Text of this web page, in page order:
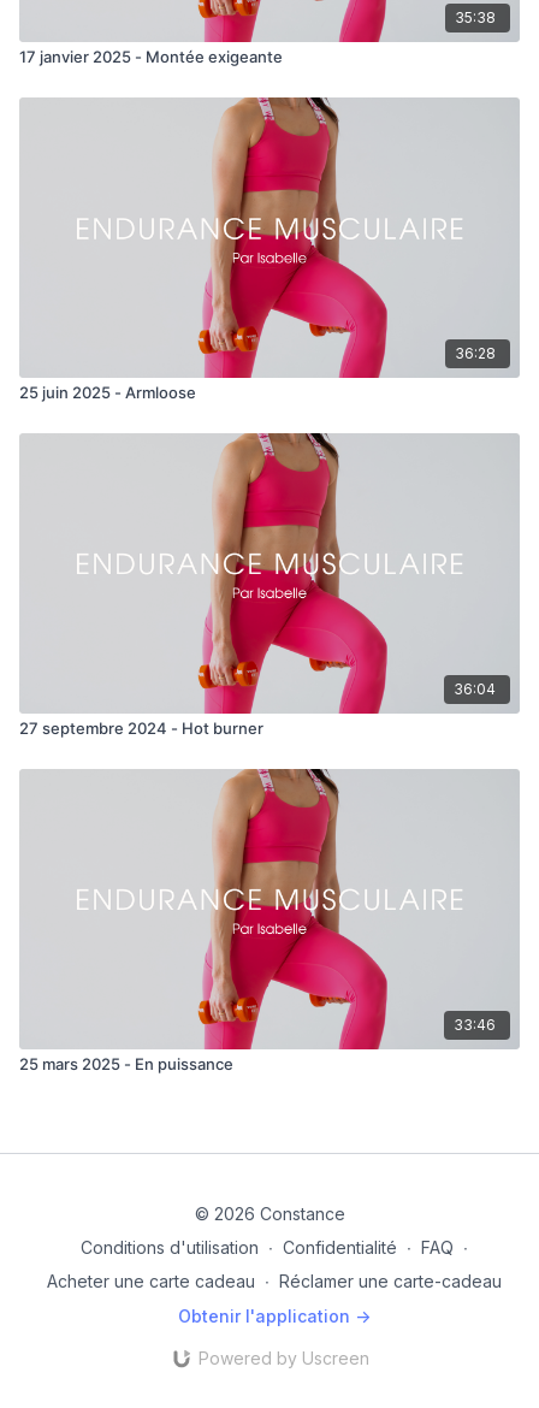
35:38
17 janvier 2025 - Montée exigeante
36:28
25 juin 2025 - Armloose
36:04
27 septembre 2024 - Hot burner
33:46
25 mars 2025 - En puissance
© 2026 Constance
Conditions d'utilisation ∙ Confidentialité ∙ FAQ ∙
Acheter une carte cadeau ∙ Réclamer une carte-cadeau
Obtenir l'application ->
Powered by Uscreen